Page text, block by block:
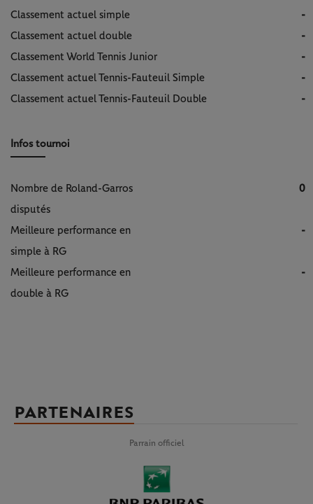
Classement actuel simple
-
Classement actuel double
-
Classement World Tennis Junior
-
Classement actuel Tennis-Fauteuil Simple
-
Classement actuel Tennis-Fauteuil Double
-
Infos tournoi
Nombre de Roland-Garros
disputés
0
Meilleure performance en
simple à RG
-
Meilleure performance en
double à RG
-
PARTENAIRES
Parrain officiel